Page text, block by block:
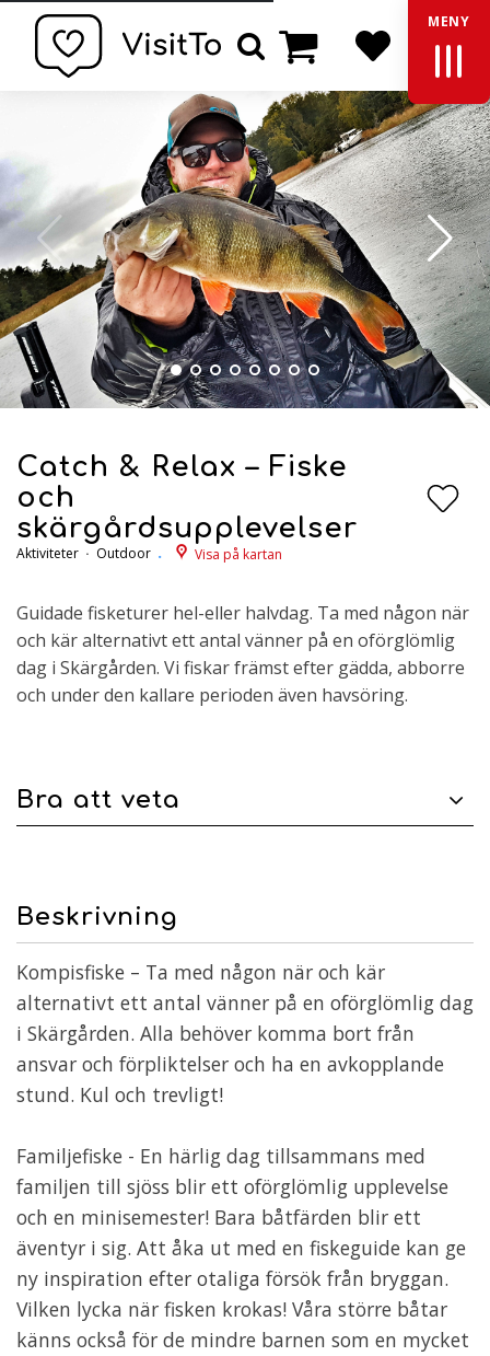
MENY
SökVarukorg
Catch & Relax – Fiske
och
skärgårdsupplevelser
Aktiviteter Outdoor Visa på kartan
Guidade fisketurer hel-eller halvdag. Ta med någon när
och kär alternativt ett antal vänner på en oförglömlig
dag i Skärgården. Vi fiskar främst efter gädda, abborre
och under den kallare perioden även havsöring.
Bra att veta
Beskrivning
Kompisfiske – Ta med någon när och kär
alternativt ett antal vänner på en oförglömlig dag
i Skärgården. Alla behöver komma bort från
ansvar och förpliktelser och ha en avkopplande
stund. Kul och trevligt!
Familjefiske - En härlig dag tillsammans med
familjen till sjöss blir ett oförglömlig upplevelse
och en minisemester! Bara båtfärden blir ett
äventyr i sig. Att åka ut med en fiskeguide kan ge
ny inspiration efter otaliga försök från bryggan.
Vilken lycka när fisken krokas! Våra större båtar
känns också för de mindre barnen som en mycket